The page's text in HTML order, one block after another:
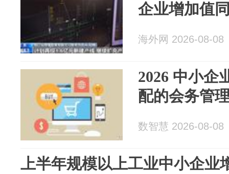
企业增加值
海外网 2026-08-08
2026 中小企
配的会务管
数智慧 2026-08-08
上半年规模以上工业中小企业